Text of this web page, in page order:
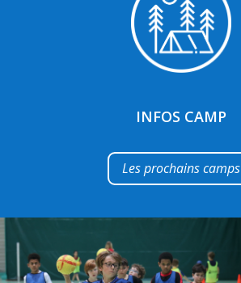
INFOS CAMP
Les prochains camps